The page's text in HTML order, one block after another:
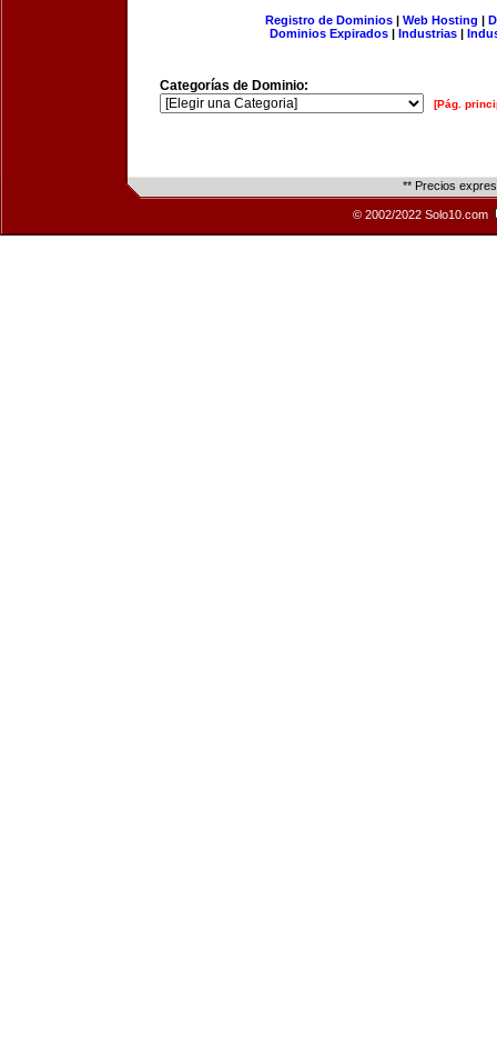
Registro de Dominios| Web Hosting |
Dominios Expirados | Industrias |
Categorías de Dominio:
[Pág.
** Precios
© 2002/2022 Solo10.com